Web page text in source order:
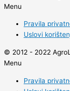
Menu
Pravila
Uslovi
© 2012 - 2022
Menu
Pravila